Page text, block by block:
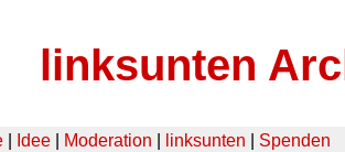
linksunten
Idee Moderation linksunten Spenden